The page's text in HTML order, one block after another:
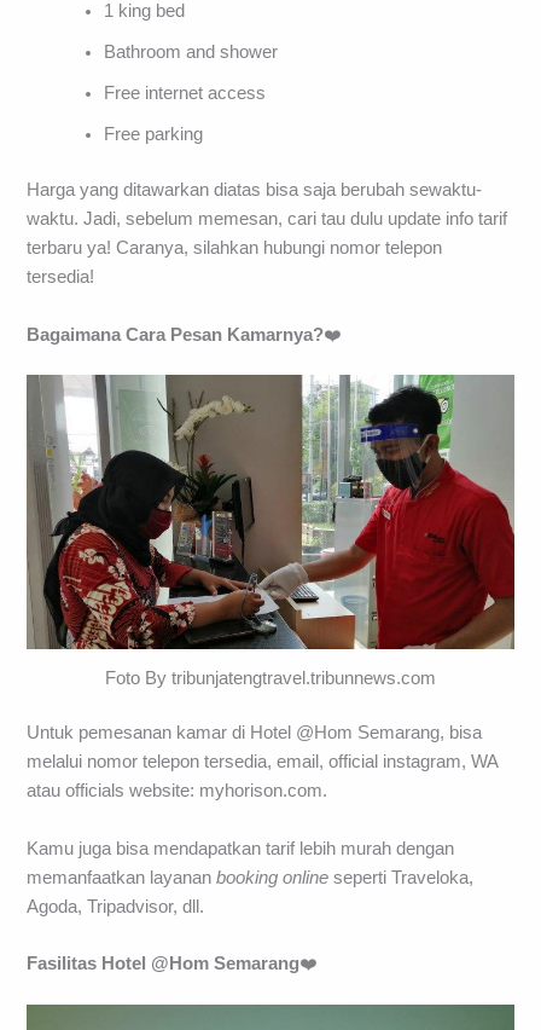
1 king bed
Bathroom and shower
Free internet access
Free parking
Harga yang ditawarkan diatas bisa saja berubah sewaktu-
waktu. Jadi, sebelum memesan, cari tau dulu update info tarif
terbaru ya! Caranya, silahkan hubungi nomor telepon
tersedia!
Bagaimana Cara Pesan Kamarnya?❤️
Foto By tribunjatengtravel.tribunnews.com
Untuk pemesanan kamar di Hotel @Hom Semarang, bisa
melalui nomor telepon tersedia, email, official instagram, WA
atau officials website: myhorison.com.
Kamu juga bisa mendapatkan tarif lebih murah dengan
memanfaatkan layananbooking online seperti Traveloka,
Agoda, Tripadvisor, dll.
Fasilitas Hotel @Hom Semarang❤️